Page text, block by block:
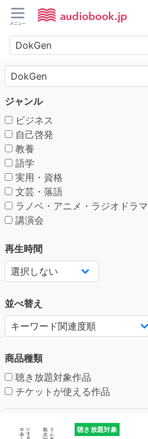
ジャンル
ビジネス
自己啓発
教養
語学
実用・資格
文芸・落語
ラノベ・アニメ・ラジオドラマ
講演会
再生時間
並べ替え
商品種類
聴き放題対象作品
チケットが使える作品
聴き放題対象